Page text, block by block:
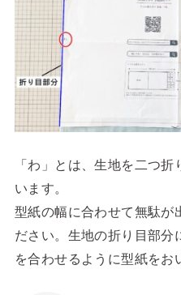
「わ」とは、生地を二つ
います。
型紙の幅に合わせて無駄が
ださい。生地の折り目部分
を合わせるように型紙をお